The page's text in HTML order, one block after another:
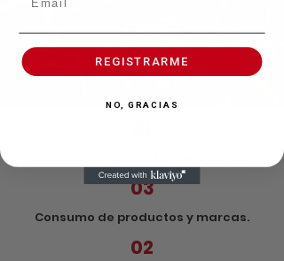
03
Consumo de productos y marcas.
02
REGISTRARME
NO, GRACIAS